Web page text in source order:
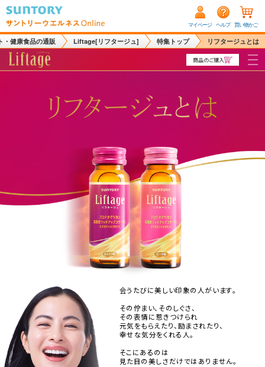
マイページ ヘルプ 買い物かご
・健康食品の通販 Liftage[リフタージュ] 特集トップ リフタージュとは
商品のご購入
会うたびに美しい印象の人がいます。
その佇まい、そのしぐさ、
その表情に惹きつけられ
元気をもらえたり、励まされたり、
幸せな気分をくれる人。
そこにあるのは
見た目の美しさだけではありません。